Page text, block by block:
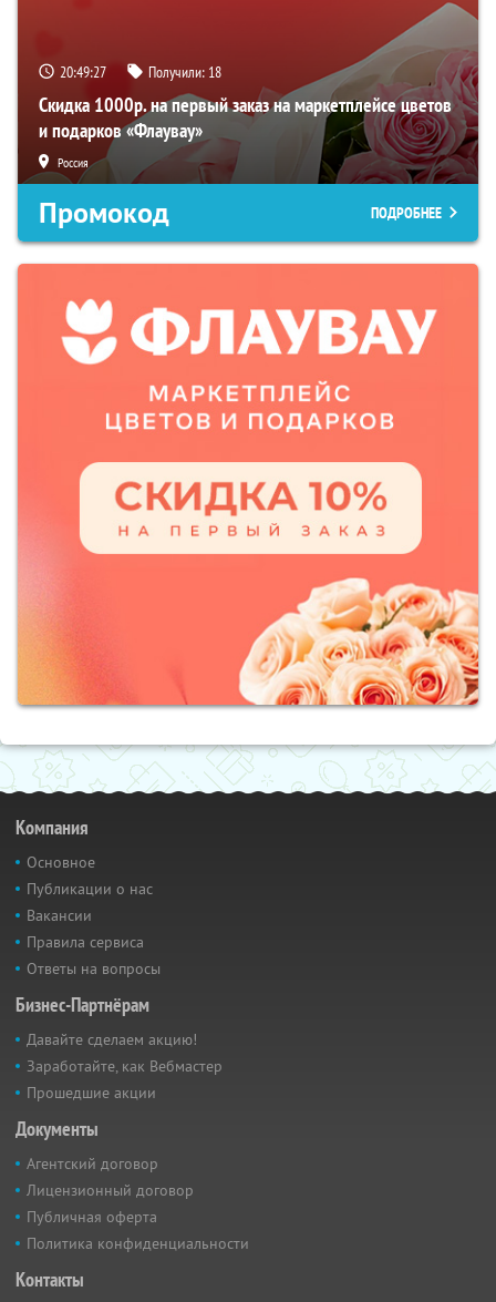
20:49:26 Получили: 18
Скидка 1000р. на первый заказ на маркетплейсе цветов
и подарков «Флаувау»
Россия
Промокод ПОДРОБНЕЕ
Компания
Основное
Публикации о нас
Вакансии
Правила сервиса
Ответы на вопросы
Бизнес-Партнёрам
Давайте сделаем акцию!
Заработайте, как Вебмастер
Прошедшие акции
Документы
Агентский договор
Лицензионный договор
Публичная оферта
Политика конфиденциальности
Контакты